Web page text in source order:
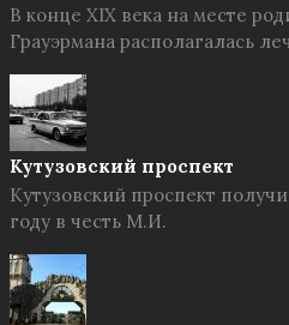
В конце XIX века на месте
Грауэрмана располагалась
Кутузовский проспект
Кутузовский проспект
году в честь М.И.